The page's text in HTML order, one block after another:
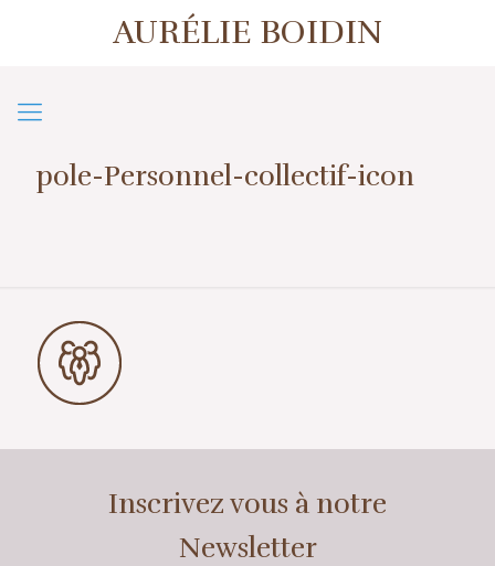
AURÉLIE BOIDIN
pole-Personnel-collectif-icon
Inscrivez vous à notre
Newsletter
1er contact ou prise de rendez-vous